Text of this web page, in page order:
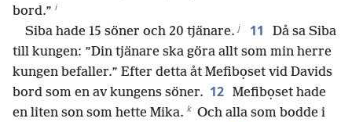
bord.” i
Siba hade 15 söner och 20 tjänare. j 11
Då sa Siba
till kungen: ”Din tjänare ska göra allt som min herre
kungen befaller.” Efter detta åt Mefibọset vid Davids
bord som en av kungens söner. 12 Mefibọset hade
en liten son som hette Mika. k Och alla som bodde i